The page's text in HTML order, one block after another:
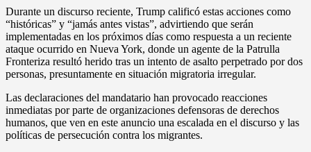
Durante un discurso reciente, Trump calificó estas acciones como
“históricas” y “jamás antes vistas”, advirtiendo que serán
implementadas en los próximos días como respuesta a un reciente
ataque ocurrido en Nueva York, donde un agente de la Patrulla
Fronteriza resultó herido tras un intento de asalto perpetrado por dos
personas, presuntamente en situación migratoria irregular.
Las declaraciones del mandatario han provocado reacciones
inmediatas por parte de organizaciones defensoras de derechos
humanos, que ven en este anuncio una escalada en el discurso y las
políticas de persecución contra los migrantes.